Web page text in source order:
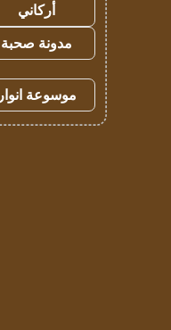
أركاني
مدونة صحبة
موسوعة انوار